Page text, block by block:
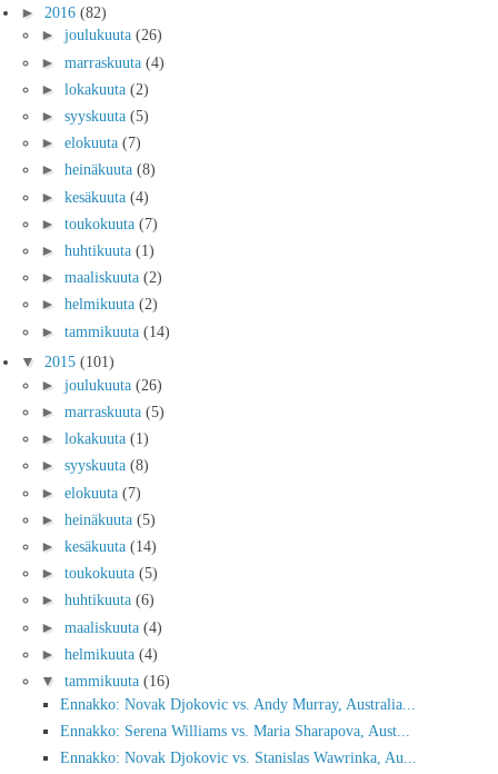
► 2016 (82)
► joulukuuta (26)
► marraskuuta (4)
► lokakuuta (2)
► syyskuuta (5)
► elokuuta (7)
► heinäkuuta (8)
► kesäkuuta (4)
► toukokuuta (7)
► huhtikuuta (1)
► maaliskuuta (2)
► helmikuuta (2)
► tammikuuta (14)
▼ 2015 (101)
► joulukuuta (26)
► marraskuuta (5)
► lokakuuta (1)
► syyskuuta (8)
► elokuuta (7)
► heinäkuuta (5)
► kesäkuuta (14)
► toukokuuta (5)
► huhtikuuta (6)
► maaliskuuta (4)
► helmikuuta (4)
▼ tammikuuta (16)
Ennakko: Novak Djokovic vs. Andy Murray, Australia...
Ennakko: Serena Williams vs. Maria Sharapova, Aust...
Ennakko: Novak Djokovic vs. Stanislas Wawrinka, Au...